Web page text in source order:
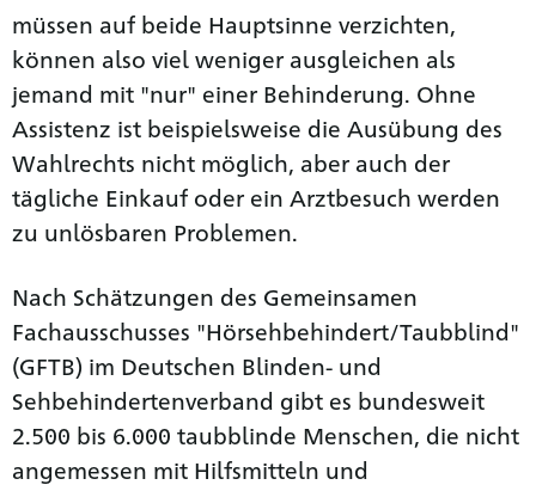
müssen auf beide Hauptsinne verzichten,
können also viel weniger ausgleichen als
jemand mit "nur" einer Behinderung. Ohne
Assistenz ist beispielsweise die Ausübung des
Wahlrechts nicht möglich, aber auch der
tägliche Einkauf oder ein Arztbesuch werden
zu unlösbaren Problemen.
Nach Schätzungen des Gemeinsamen
Fachausschusses "Hörsehbehindert/Taubblind"
(GFTB) im Deutschen Blinden- und
Sehbehindertenverband gibt es bundesweit
2.500 bis 6.000 taubblinde Menschen, die nicht
angemessen mit Hilfsmitteln und